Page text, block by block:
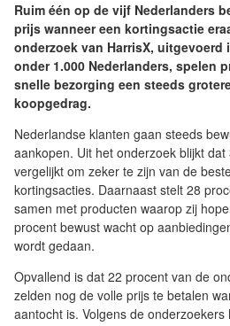
Ruim één op de vijf Nederlanders
prijs wanneer een kortingsactie
onderzoek van HarrisX, uitgevoerd
onder 1.000 Nederlanders, spelen
snelle bezorging een steeds
koopgedrag.
Nederlandse klanten gaan steeds
aankopen. Uit het onderzoek blijkt
vergelijkt om zeker te zijn van de
kortingsacties. Daarnaast stelt 28
samen met producten waarop zij
procent bewust wacht op
wordt gedaan.
Opvallend is dat 22 procent van de
zelden nog de volle prijs te betalen
aantocht is. Volgens de